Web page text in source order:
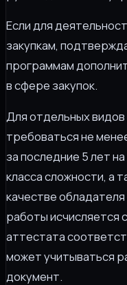
Если для
закупкам,
программам
в сфере закупок.
Для отдельных
требоваться не
за последние 5 лет
класса сложности, а
качестве
работы исчисляется
аттестата
может учитываться
документ.